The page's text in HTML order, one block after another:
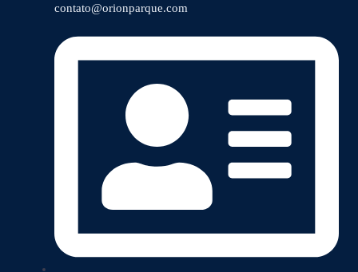
contato@orionparque.com